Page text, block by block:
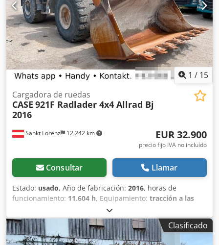
1 / 15
Sankt Lorenz 12.242 km
Cargadora de ruedas
CASE 921F Radlader 4x4 Allrad Bj
2016
EUR 32.900
precio fijo IVA no incluído
Consultar Llamar
Estado: usado, Año de fabricación: 2016, horas de
funcionamiento: 11.604 h, Equipamiento: tracción a las
, Llamar (Contacto · Teléfono · Móvil ·
WhatsApp) * Cargadora de ruedas Case 921F 4x4 con
tracción total * Calefacción / Aire acondicionado * Año de
fabricación: 2016 Dsdpfjkq Amfex Aqvokr * Número de
Clasificado